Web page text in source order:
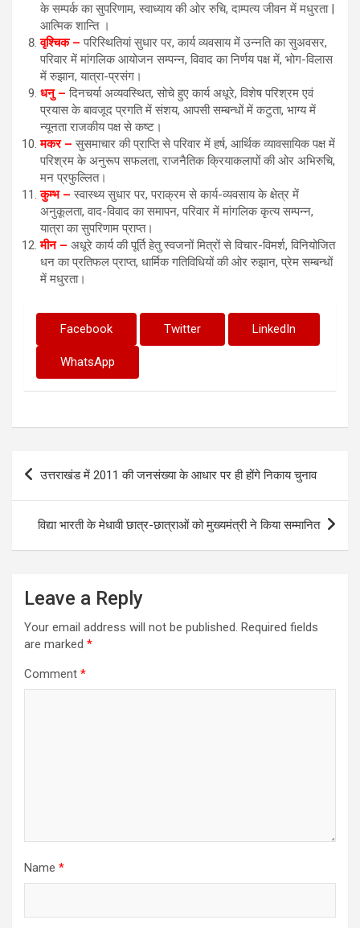
के सम्पर्क का सुपरिणाम, स्वाध्याय की ओर रुचि, दाम्पत्य जीवन में मधुरता |
आत्मिक शान्ति ।
वृश्चिक – परिस्थितियां सुधार पर, कार्य व्यवसाय में उन्‍नति का सुअवसर,
परिवार में मांगलिक आयोजन सम्पन्न, विवाद का निर्णय पक्ष में, भोग-विलास
में रुझान, यात्रा-प्रसंग।
धनु – दिनचर्या अव्यवस्थित, सोचे हुए कार्य अधूरे, विशेष परिश्रम एवं
प्रयास के बावजूद प्रगति में संशय, आपसी सम्बन्धों में कटुता, भाग्य में
न्यूनता राजकीय पक्ष से कष्ट।
मकर – सुसमाचार की प्राप्ति से परिवार में हर्ष, आर्थिक व्यावसायिक पक्ष में
परिश्रम के अनुरूप सफलता, राजनैतिक क्रियाकलापों की ओर अभिरुचि,
मन प्रफुल्लित।
कुम्भ – स्वास्थ्य सुधार पर, पराक्रम से कार्य-व्यवसाय के क्षेत्र में
अनुकूलता, वाद-विवाद का समापन, परिवार में मांगलिक कृत्य सम्पन्न,
यात्रा का सुपरिणाम प्राप्त।
मीन – अधूरे कार्य की पूर्ति हेतु स्वजनों मित्रों से विचार-विमर्श, विनियोजित
धन का प्रतिफल प्राप्त, धार्मिक गतिविधियों की ओर रुझान, प्रेम सम्बन्धों
में मधुरता।
Facebook Twitter LinkedIn
WhatsApp
Post
उत्तराखंड में 2011 की जनसंख्या के आधार पर ही होंगे निकाय चुनाव
विद्या भारती के मेधावी छात्र-छात्राओं को मुख्यमंत्री ने किया सम्मानित
Leave a Reply
Your email address will not be published. Required fields
are marked *
Comment *
Name *